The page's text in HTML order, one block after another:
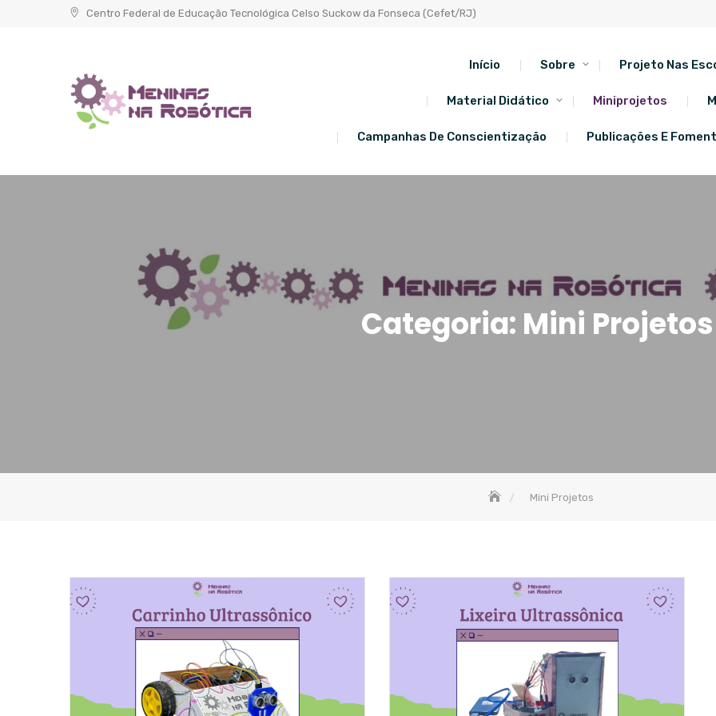
Centro Federal de Educação Tecnológica Celso Suckow da Fonseca (Cefet/RJ)
Início Sobre Projeto Nas
Material Didático Miniprojetos
Campanhas De Conscientização Publicações E
Categoria: Mini Projetos
Mini Projetos